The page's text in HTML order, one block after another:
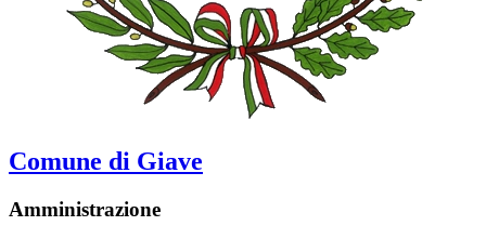
Comune di Giave
Amministrazione